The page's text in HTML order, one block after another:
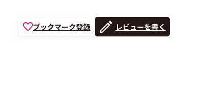
ブックマーク登録 レビューを書く